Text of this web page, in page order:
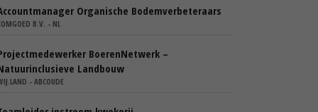
Organische Bodemverbeteraars
B.V. - NL
BoerenNetwerk –
Landbouw
- ABCOUDE